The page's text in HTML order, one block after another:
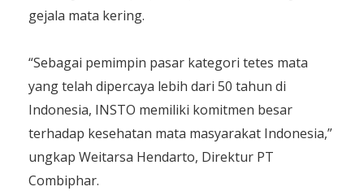
gejala mata kering.
“Sebagai pemimpin pasar kategori tetes mata
yang telah dipercaya lebih dari 50 tahun di
Indonesia, INSTO memiliki komitmen besar
terhadap kesehatan mata masyarakat Indonesia,”
ungkap Weitarsa Hendarto, Direktur PT
Combiphar.